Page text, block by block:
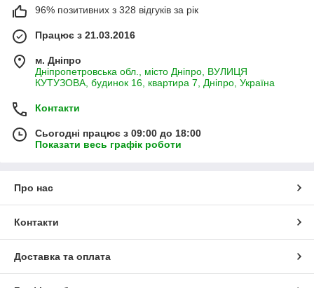
96% позитивних з 328 відгуків за рік
Працює з 21.03.2016
м. Дніпро
Дніпропетровська обл., місто Дніпро, ВУЛИЦЯ
КУТУЗОВА, будинок 16, квартира 7, Дніпро, Україна
Контакти
Сьогодні працює з 09:00 до 18:00
Показати весь графік роботи
Про нас
Контакти
Доставка та оплата